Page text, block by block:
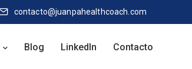
contacto@juanpahealthcoach.com
Blog LinkedIn Contacto